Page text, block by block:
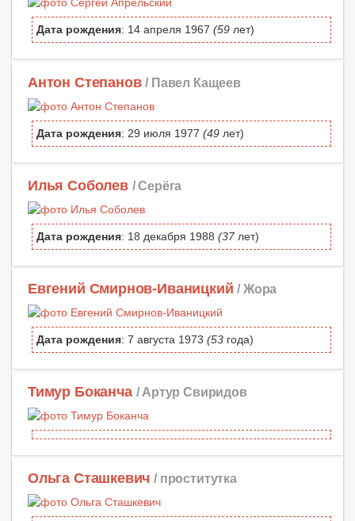
Дата рождения: 14 апреля 1967 (59 лет)
Антон Степанов / Павел Кащеев
Дата рождения: 29 июля 1977 (49 лет)
Илья Соболев / Серёга
Дата рождения: 18 декабря 1988 (37лет)
Евгений Смирнов-Иваницкий / Жора
Дата рождения: 7 августа 1973 (53 года)
Тимур Боканча / Артур Свиридов
Ольга Сташкевич / проститутка